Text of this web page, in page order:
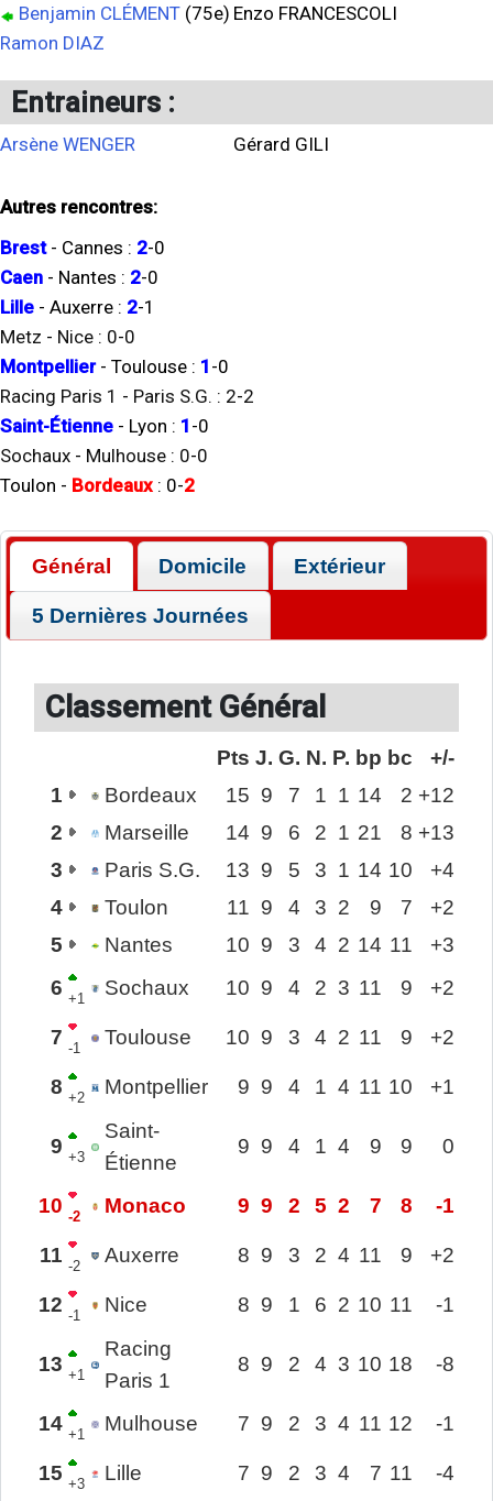
Benjamin CLÉMENT (75e)
Ramon DIAZ
Enzo FRANCESCOLI
Entraineurs :
Arsène WENGER Gérard GILI
Autres rencontres:
Brest- Cannes : 2-0
Caen - Nantes : 2-0
Lille - Auxerre : 2-1
Metz - Nice : 0-0
Montpellier- Toulouse : 1 -0
Racing Paris 1 - Paris S.G. : 2-2
Saint-Étienne - Lyon : 1 -0
Sochaux - Mulhouse : 0-0
Toulon - Bordeaux : 0-2
Général Domicile Extérieur
5 Dernières Journées
Classement Général
Pts J. G. N. P. bp bc
+/-
1
Bordeaux 15 9 7 1 1 14 2 +12
2
Marseille 14 9 6 2 1 21 8 +13
3
Paris S.G. 13 9 5 3 1 14 10
+4
4
Toulon 11 9 4 3 2 9 7
+2
5
Nantes 10 9 3 4 2 14 11
+3
6 +1 Sochaux 10 9 4 2 3 11 9 +2
7 -1 Toulouse 10 9 3 4 2 11 9 +2
8 +2 Montpellier 9 9 4 1 4 11 10 +1
9 +3
Saint-
Étienne
9 9 4 1 4 9 9 0
10 -2 Monaco 9 9 2 5 2 7 8 -1
11 -2 Auxerre 8 9 3 2 4 11 9 +2
12 -1 Nice 8 9 1 6 2 10 11 -1
13 +1
Racing
Paris 1
8 9 2 4 3 10 18 -8
14 +1 Mulhouse 7 9 2 3 4 11 12 -1
15 +3 Lille 7 9 2 3 4 7 11 -4